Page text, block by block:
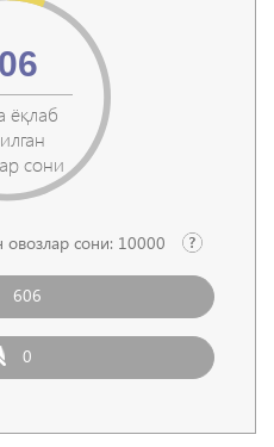
ёқлаб
сони
сони: 10000
606
0